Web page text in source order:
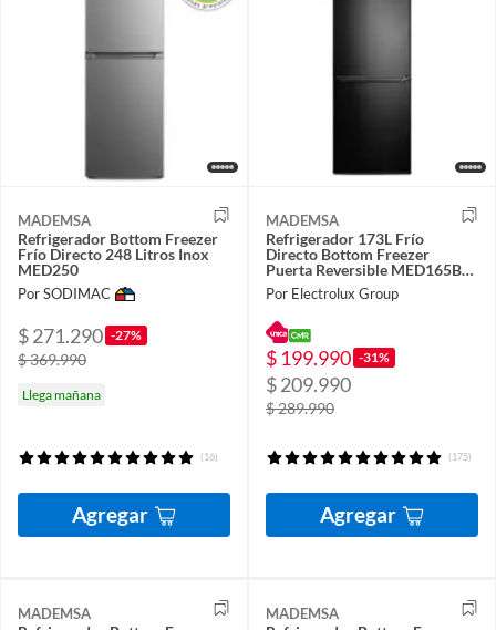
MADEMSA
Refrigerador Bottom Freezer
Frío Directo 248 Litros Inox
MED250
Por SODIMAC
$ 271.290 -27%
$ 369.990
Llega mañana
(16)
Agregar
MADEMSA
Refrigerador 173L Frío
Directo Bottom Freezer
Puerta Reversible MED165B
Negro.
Por Electrolux Group
$ 199.990 -31%
$ 209.990
$ 289.990
(175)
Agregar
MADEMSA MADEMSA